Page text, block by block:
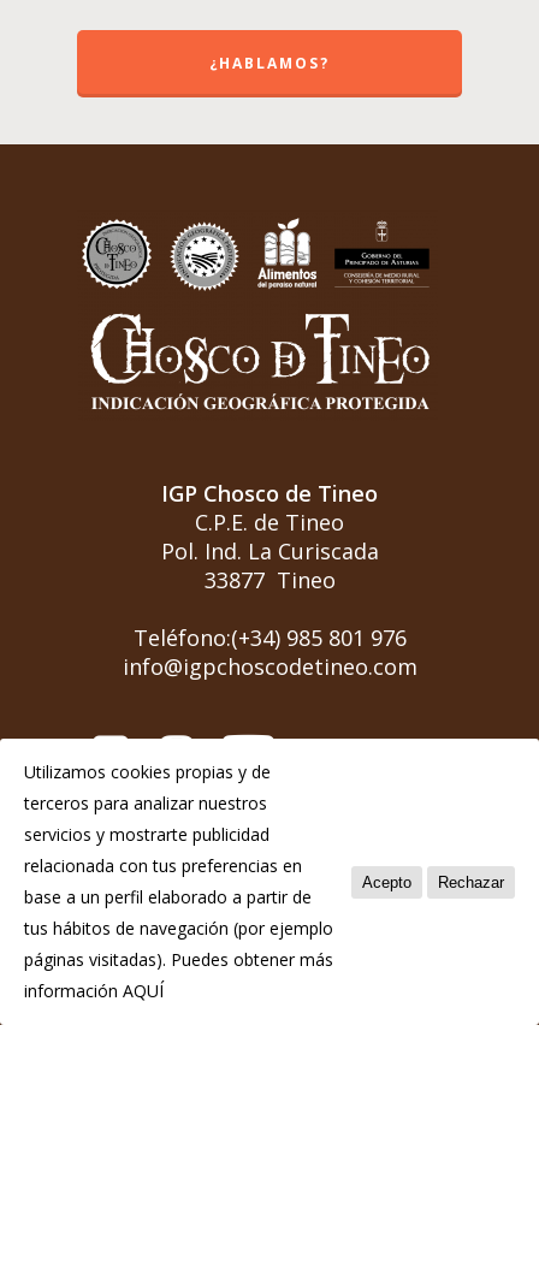
¿HABLAMOS?
IGP Chosco de Tineo
C.P.E. de Tineo
Pol. Ind. La Curiscada
33877 Tineo
Teléfono:(+34) 985 801 976
info@igpchoscodetineo.com
Aviso Legal
Política de privacidad
Política de cookies
Utilizamos cookies propias y de
terceros para analizar nuestros
servicios y mostrarte publicidad
relacionada con tus preferencias en
base a un perfil elaborado a partir de
tus hábitos de navegación (por ejemplo
páginas visitadas). Puedes obtener más
información AQUÍ
Acepto Rechazar